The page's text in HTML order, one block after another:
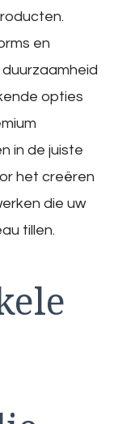
en
opties
in de juiste
het creëren
die uw
tillen.